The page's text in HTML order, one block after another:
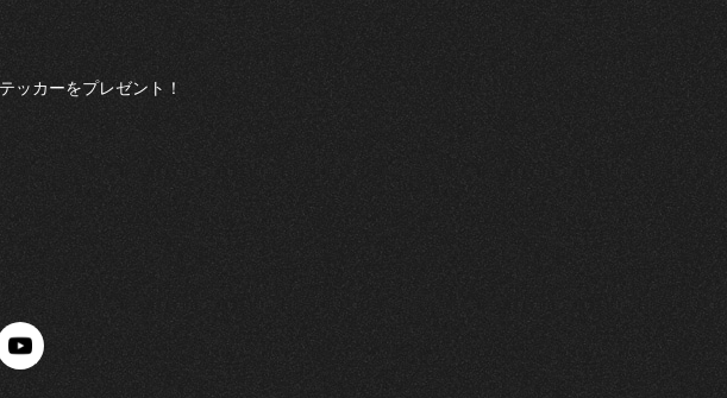
ッカーをプレゼント！